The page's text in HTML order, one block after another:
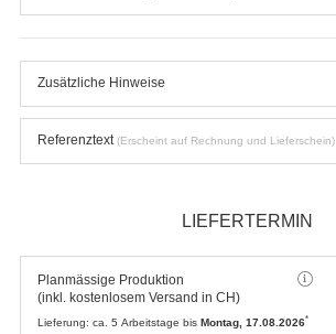
Zusätzliche Hinweise
Referenztext (Erscheint auf Rechnung und Lieferschein)
LIEFERTERMIN
Planmässige Produktion
(inkl. kostenlosem Versand in CH)
Lieferung: ca. 5 Arbeitstage bis Montag, 17.08.2026*